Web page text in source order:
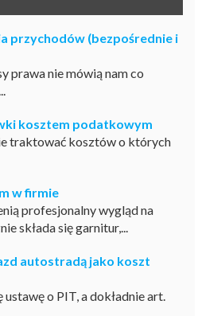
przychodów (bezpośrednie i
prawa nie mówią nam co
kosztem podatkowym
traktować kosztów o których
w firmie
profesjonalny wygląd na
składa się garnitur,...
autostradą jako koszt
o PIT, a dokładnie art.